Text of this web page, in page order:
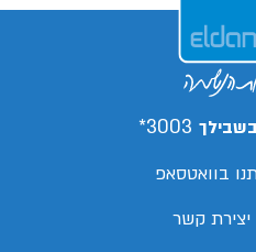
בשבילך 3003*
בוואטסאפ
קשר